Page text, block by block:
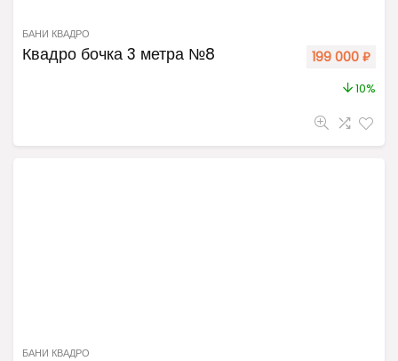
БАНИ КВАДРО
Квадро бочка 3 метра №8 199 000 ₽
10%
БАНИ КВАДРО